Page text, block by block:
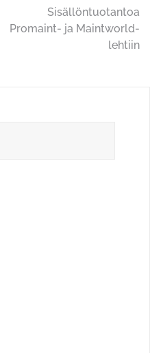
Sisällöntuotantoa
Promaint- ja Maintworld-
lehtiin